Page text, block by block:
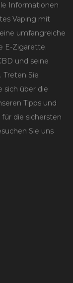
Informationen
Vaping mit
umfangreiche
E-Zigarette.
und seine
Sie
sich über die
Tipps und
die sichersten
Sie uns